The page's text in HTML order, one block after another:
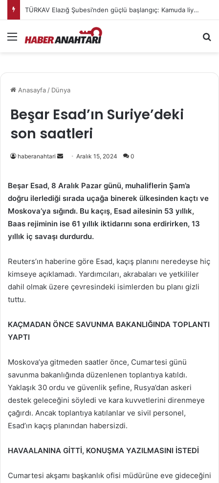
TÜRKAV Elazığ Şubesi’nden güçlü başlangıç: Kamuda liyakatin en gür sesi olacağız
Menü
Anasayfa/ Dünya
Beşar Esad’ın Suriye’deki
son saatleri
haberanahtari
Bir
göndermek
Aralık 15, 2024 0
Beşar Esad, 8 Aralık Pazar günü, muhaliflerin Şam’a
doğru ilerlediği sırada uçağa binerek ülkesinden kaçtı ve
Moskova’ya sığındı. Bu kaçış, Esad ailesinin 53 yıllık,
Baas rejiminin ise 61 yıllık iktidarını sona erdirirken, 13
yıllık iç savaşı durdurdu.
Reuters’ın haberine göre Esad, kaçış planını neredeyse hiç
kimseye açıklamadı. Yardımcıları, akrabaları ve yetkililer
dahil olmak üzere çevresindeki isimlerden bu planı gizli
tuttu.
KAÇMADAN ÖNCE SAVUNMA BAKANLIĞINDA TOPLANTI
YAPTI
Moskova’ya gitmeden saatler önce, Cumartesi günü
savunma bakanlığında düzenlenen toplantıya katıldı.
Yaklaşık 30 ordu ve güvenlik şefine, Rusya’dan askeri
destek geleceğini söyledi ve kara kuvvetlerini direnmeye
çağırdı. Ancak toplantıya katılanlar ve sivil personel,
Esad’ın kaçış planından habersizdi.
HAVAALANINA GİTTİ, KONUŞMA YAZILMASINI İSTEDİ
Cumartesi akşamı başkanlık ofisi müdürüne eve gideceğini